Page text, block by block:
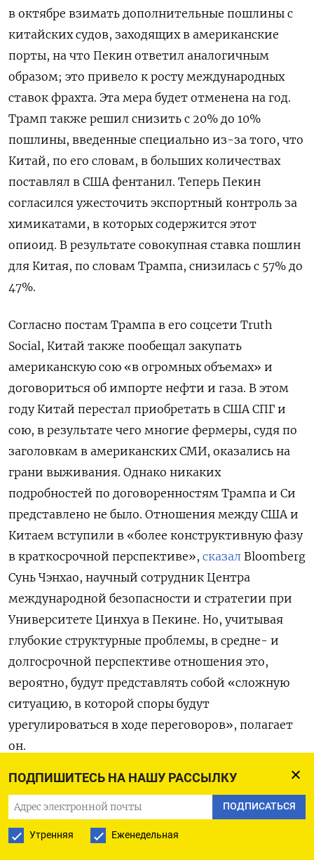
ПОДПИШИТЕСЬ НА НАШУ РАССЫЛКУ
ПОДПИСАТЬСЯ
Утренняя Еженедельная
в октябре взимать дополнительные пошлины с
китайских судов, заходящих в американские
порты, на что Пекин ответил аналогичным
образом; это привело к росту международных
ставок фрахта. Эта мера будет отменена на год.
Трамп также решил снизить с 20% до 10%
пошлины, введенные специально из-за того, что
Китай, по его словам, в больших количествах
поставлял в США фентанил. Теперь Пекин
согласился ужесточить экспортный контроль за
химикатами, в которых содержится этот
опиоид. В результате совокупная ставка пошлин
для Китая, по словам Трампа, снизилась с 57% до
47%.
Согласно постам Трампа в его соцсети Truth
Social, Китай также пообещал закупать
американскую сою «в огромных объемах» и
договориться об импорте нефти и газа. В этом
году Китай перестал приобретать в США СПГ и
сою, в результате чего многие фермеры, судя по
заголовкам в американских СМИ, оказались на
грани выживания. Однако никаких
подробностей по договоренностям Трампа и Си
представлено не было. Отношения между США и
Китаем вступили в «более конструктивную фазу
в краткосрочной перспективе», сказал Bloomberg
Сунь Чэнхао, научный сотрудник Центра
международной безопасности и стратегии при
Университете Цинхуа в Пекине. Но, учитывая
глубокие структурные проблемы, в средне- и
долгосрочной перспективе отношения это,
вероятно, будут представлять собой «сложную
ситуацию, в которой споры будут
урегулироваться в ходе переговоров», полагает
он.
Трамп назвал прошедшую в Южной Корее
встречу с Си «потрясающей»: «По шкале от 0 до
10, где 10 — это лучший результат, встреча
заслуживает 12 баллов». Но Джулиан Эванс-